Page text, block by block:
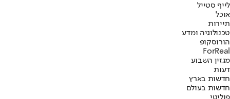
לייף סטייל
אוכל
תיירות
טכנולוגיה ומדע
הורוסקופ
ForReal
מגזין השבוע
דעות
חדשות בארץ
חדשות בעולם